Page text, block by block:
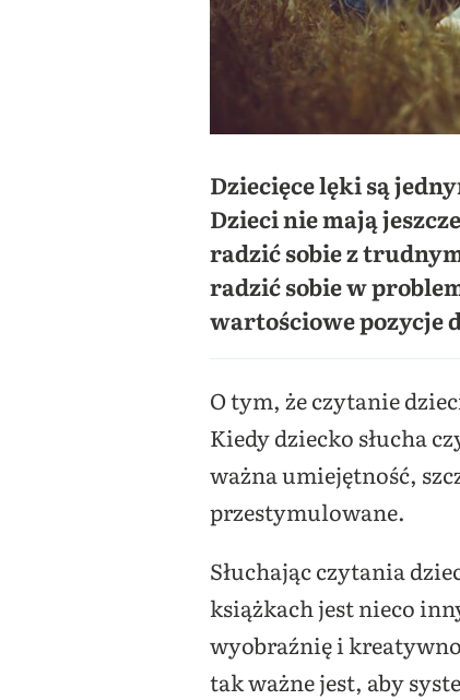
Dziecięce lęki są
Dzieci nie mają
radzić sobie z
radzić sobie w
wartościowe pozycje
O tym, że czytanie
Kiedy dziecko słucha
ważna umiejętność,
przestymulowane.
Słuchając czytania
książkach jest nieco
wyobraźnię i
tak ważne jest, aby